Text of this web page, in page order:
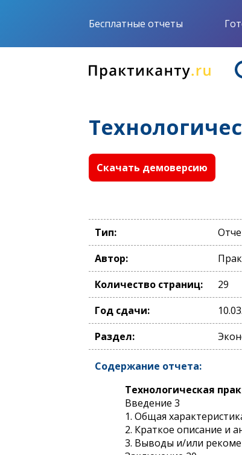
Бесплатные отчеты
Скачать демоверсию
Тип:
Автор:
Количество страниц:
29
Год сдачи:
Раздел:
Содержание отчета:
Технологическая
Введение 3
1. Общая
2. Краткое описание и
3. Выводы и/или